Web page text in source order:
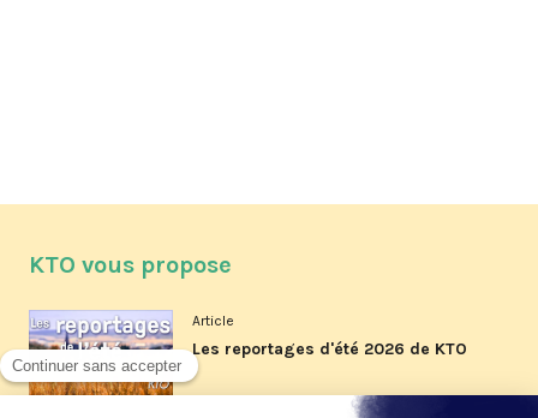
KTO vous propose
Article
Les reportages d'été 2026 de KTO